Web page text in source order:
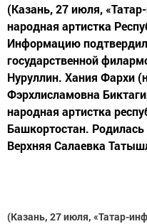
(Казань, 27 июля,
народная артистка
Информацию
государственной
Нуруллин. Хания Фархи
Фэрхлисламовна
народная артистка
Башкортостан.
Верхняя Салаевка
(Казань, 27 июля, «Татар-